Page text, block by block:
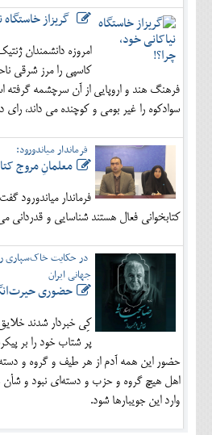
گریزاز
امروزه دانشمندان
کاسپی را مرز شرقی
سوادکوه را غیر بومی و کوچنده می داند، رای
فرماندار میاندورود:
معلمانِ مروج
فرماندار میاندورود
کتابخوانی فعال هستند شناسایی و قدردانی
در حکایت خاک‌سپاری
جهانی ایران
حضوری
کِی خبردار شدند
پر شتاب خود را بر
حضور این همه آدم از هر طیف و گروه و دسته
اهل هیچ گروه و حزب و دسته‌ای نبود و شأن
وارد این جویبارها شود.